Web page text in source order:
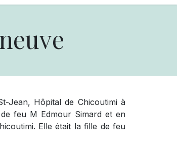
Jean, Hôpital de Chicoutimi à
feu M Edmour Simard et en
Elle était la fille de feu